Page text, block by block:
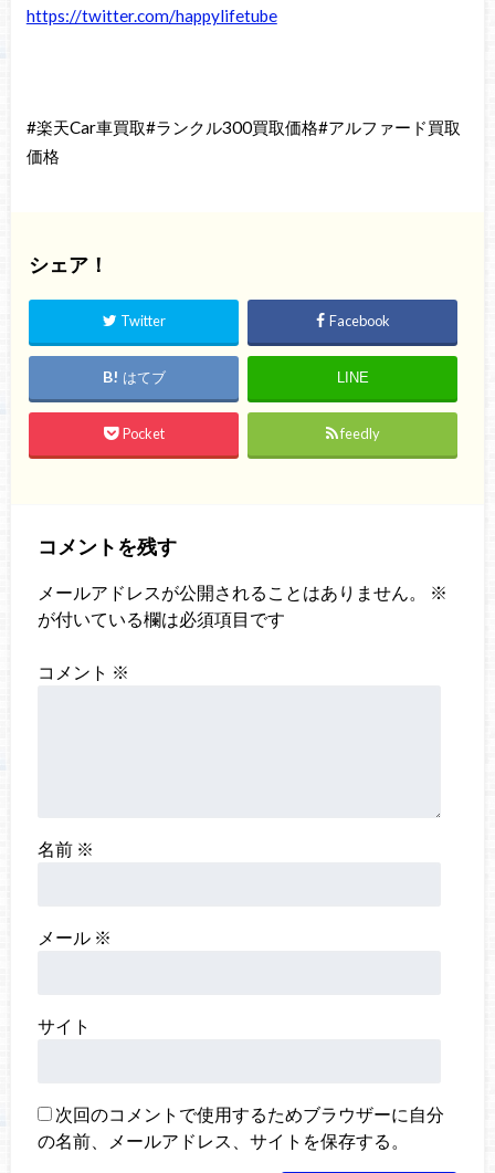
https://twitter.com/happylifetube
#楽天Car車買取#ランクル300買取価格#アルファード買取
価格
シェア！
Twitter Facebook
はてブ LINE
Pocket feedly
コメントを残す
メールアドレスが公開されることはありません。
※
が付いている欄は必須項目です
コメント ※
名前 ※
メール ※
サイト
次回のコメントで使用するためブラウザーに自分
の名前、メールアドレス、サイトを保存する。